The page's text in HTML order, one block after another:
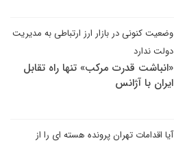
وضعیت کنونی در بازار ارز ارتباطی به مدیریت
دولت ندارد
«انباشت قدرت مرکب» تنها راه تقابل
ایران با آژانس
آیا اقدامات تهران پرونده هسته ای را از